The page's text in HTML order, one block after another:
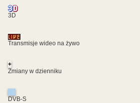
3D
Transmisje wideo na żywo
+
Zmiany w dzienniku
DVB-S